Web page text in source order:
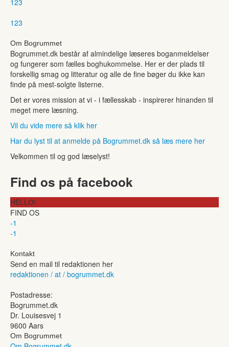
123
Om Bogrummet
Bogrummet.dk består af almindelige læseres boganmeldelser
og fungerer som fælles boghukommelse. Her er der plads til
forskellig smag og litteratur og alle de fine bøger du ikke kan
finde på mest-solgte listerne.
Det er vores mission at vi - i fællesskab - inspirerer hinanden til
meget mere læsning.
Vil du vide mere så klik her
Har du lyst til at anmelde på Bogrummet.dk så læs mere her
Velkommen til og god læselyst!
Find os på facebook
HELLO!
FIND OS
-1
-1
Kontakt
Send en mail til redaktionen her
redaktionen / at / bogrummet.dk
Postadresse:
Bogrummet.dk
Dr. Louisesvej 1
9600 Aars
Om Bogrummet